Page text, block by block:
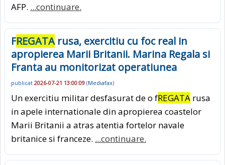
AFP. ...continuare.
FREGATArusa, exercitiu cu foc real in
apropierea Marii Britanii. Marina Regala si
Franta au monitorizat operatiunea
publicat 2026-07-21 13:00:09 (Mediafax)
Un exercitiu militar desfasurat de o fREGATA rusa
in apele internationale din apropierea coastelor
Marii Britanii a atras atentia fortelor navale
britanice si franceze. ...continuare.